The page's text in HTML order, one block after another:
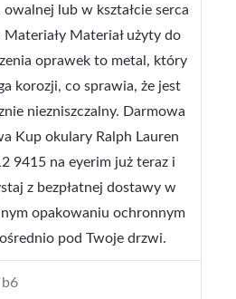
owalnej lub w kształcie serca
Materiały Materiał użyty do
oprawek to metal, który
korozji, co sprawia, że jest
niezniszczalny. Darmowa
Kup okulary Ralph Lauren
9415 na eyerim już teraz i
z bezpłatnej dostawy w
opakowaniu ochronnym
pod Twoje drzwi.